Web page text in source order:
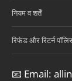
नियम व शर्तें
रिफंड और रिटर्न
📧 Email: